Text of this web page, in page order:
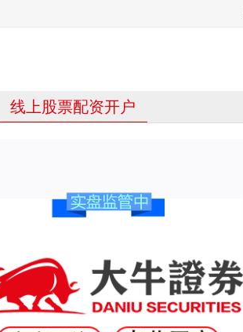
线上股票配资开户